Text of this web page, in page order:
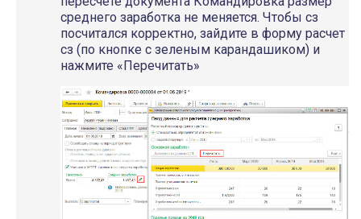
среднего заработка не меняется. Чтобы сз
посчитался корректно, зайдите в форму расчет
сз (по кнопке с зеленым карандашиком) и
нажмите «Перечитать»